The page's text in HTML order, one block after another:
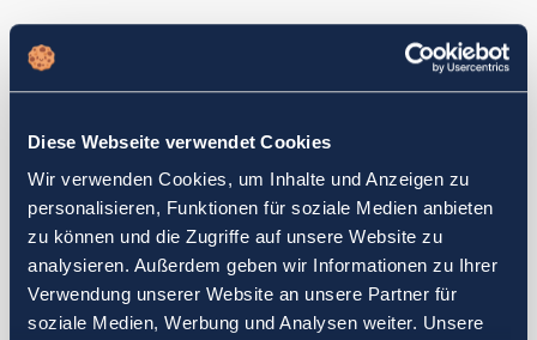
Diese Webseite verwendet Cookies
Wir verwenden Cookies, um Inhalte und Anzeigen zu
personalisieren, Funktionen für soziale Medien anbieten
zu können und die Zugriffe auf unsere Website zu
analysieren. Außerdem geben wir Informationen zu Ihrer
Verwendung unserer Website an unsere Partner für
soziale Medien, Werbung und Analysen weiter. Unsere